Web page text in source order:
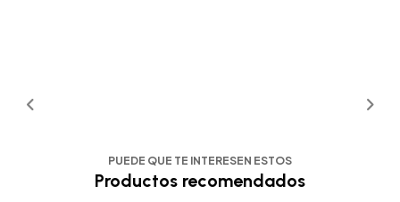
PUEDE QUE TE INTERESEN ESTOS
Productos recomendados